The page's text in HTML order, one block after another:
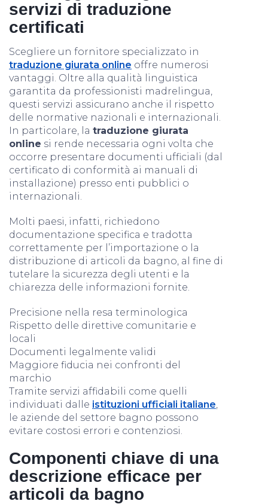
servizi di traduzione
certificati
Scegliere un fornitore specializzato in
traduzione giurata online offre numerosi
vantaggi. Oltre alla qualità linguistica
garantita da professionisti madrelingua,
questi servizi assicurano anche il rispetto
delle normative nazionali e internazionali.
In particolare, la traduzione giurata
online si rende necessaria ogni volta che
occorre presentare documenti ufficiali (dal
certificato di conformità ai manuali di
installazione) presso enti pubblici o
internazionali.
Molti paesi, infatti, richiedono
documentazione specifica e tradotta
correttamente per l’importazione o la
distribuzione di articoli da bagno, al fine di
tutelare la sicurezza degli utenti e la
chiarezza delle informazioni fornite.
Precisione nella resa terminologica
Rispetto delle direttive comunitarie e
locali
Documenti legalmente validi
Maggiore fiducia nei confronti del
marchio
Tramite servizi affidabili come quelli
individuati dalle istituzioni ufficiali italiane,
le aziende del settore bagno possono
evitare costosi errori e contenziosi.
Componenti chiave di una
descrizione efficace per
articoli da bagno